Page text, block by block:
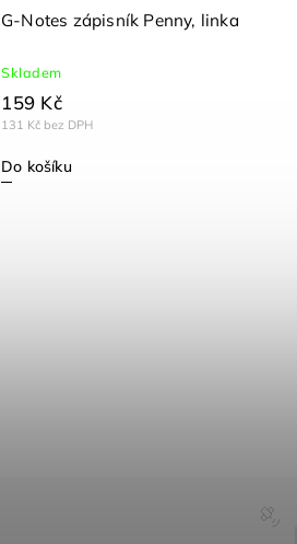
G-Notes zápisník Penny, linka
Skladem
131 Kč bez DPH
159 Kč
Do košíku